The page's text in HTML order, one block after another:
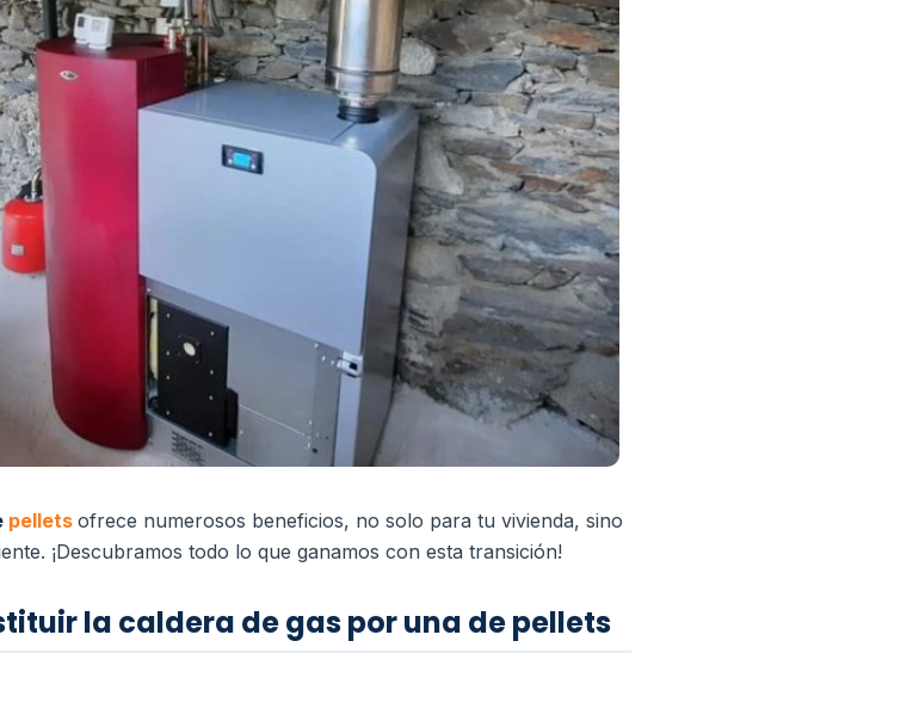
pellets ofrece numerosos beneficios, no solo para tu vivienda, sino
¡Descubramos todo lo que ganamos con esta transición!
la caldera de gas por una de pellets